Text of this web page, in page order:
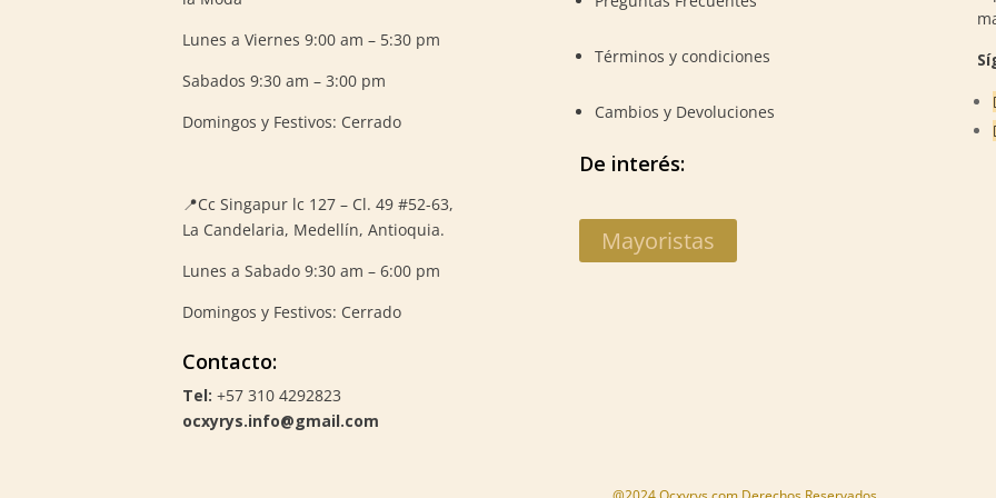
Lunes a Viernes 9:00 am – 5:30 pm
Sabados 9:30 am – 3:00 pm
Domingos y Festivos: Cerrado
📍Cc Singapur lc 127 – Cl. 49 #52-63,
La Candelaria, Medellín, Antioquia.
Lunes a Sabado 9:30 am – 6:00 pm
Domingos y Festivos: Cerrado
Contacto:
Tel: +57 310 4292823
ocxyrys.info@gmail.com
Términos y condiciones
Cambios y Devoluciones
De interés:
Mayoristas